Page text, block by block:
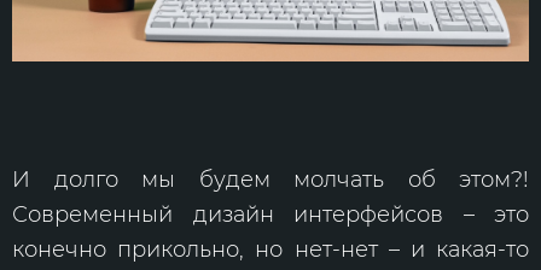
И долго мы будем молчать об этом?!
Современный дизайн интерфейсов – это
конечно прикольно, но нет-нет – и какая-то